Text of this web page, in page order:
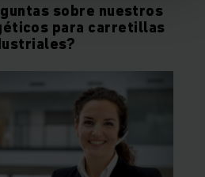
sobre nuestros
para carretillas